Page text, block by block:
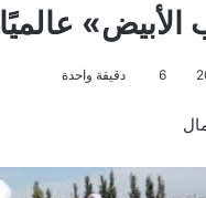
الأبيض» عالميًا
6 دقيقة واحدة